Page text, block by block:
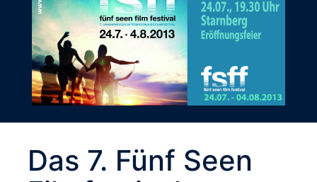
Das 7. Fünf Seen